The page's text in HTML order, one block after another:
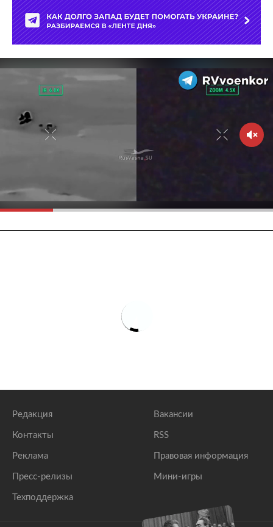
Редакция
Контакты
Реклама
Пресс-релизы
Техподдержка
Вакансии
RSS
Правовая информация
Мини-игры